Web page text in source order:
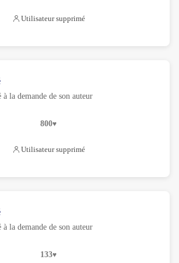
Utilisateur supprimé
la demande de son auteur
800
Utilisateur supprimé
la demande de son auteur
133